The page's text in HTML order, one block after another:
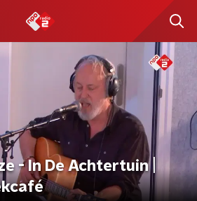
- In De Achtertuin |